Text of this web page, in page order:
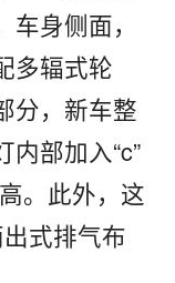
身侧面，
多辐式轮
分，新车整
部加入“c”
。此外，这
式排气布